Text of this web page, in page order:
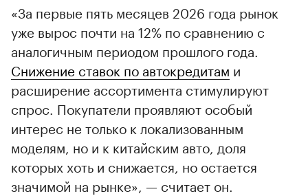
«За первые пять месяцев 2026 года рынок
уже вырос почти на 12% по сравнению с
аналогичным периодом прошлого года.
Снижение ставок по автокредитам и
расширение ассортимента стимулируют
спрос. Покупатели проявляют особый
интерес не только к локализованным
моделям, но и к китайским авто, доля
которых хоть и снижается, но остается
значимой на рынке», — считает он.